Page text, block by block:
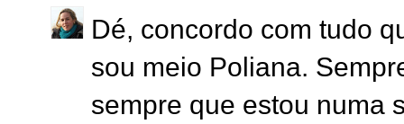
Dé, concordo com tudo
sou meio Poliana.
sempre que estou numa